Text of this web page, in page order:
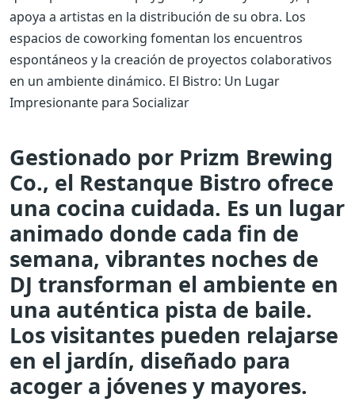
apoya a artistas en la distribución de su obra. Los
espacios de coworking fomentan los encuentros
espontáneos y la creación de proyectos colaborativos
en un ambiente dinámico. El Bistro: Un Lugar
Impresionante para Socializar
Gestionado por Prizm Brewing
Co., el Restanque Bistro ofrece
una cocina cuidada. Es un lugar
animado donde cada fin de
semana, vibrantes noches de
DJ transforman el ambiente en
una auténtica pista de baile.
Los visitantes pueden relajarse
en el jardín, diseñado para
acoger a jóvenes y mayores.